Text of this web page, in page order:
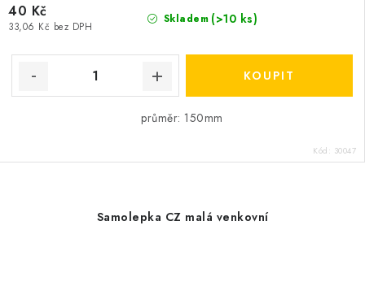
Skladem (>10 ks)
33,06 Kč bez DPH
40 Kč
průměr: 150mm
Kód: 30047
Samolepka CZ malá venkovní